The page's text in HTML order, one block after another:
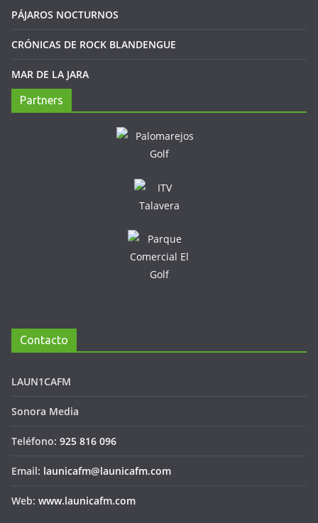
PÁJAROS NOCTURNOS
CRÓNICAS DE ROCK BLANDENGUE
MAR DE LA JARA
Partners
Contacto
LAUN1CAFM
Sonora Media
Teléfono: 925 816 096
Email: launicafm@launicafm.com
Web: www.launicafm.com